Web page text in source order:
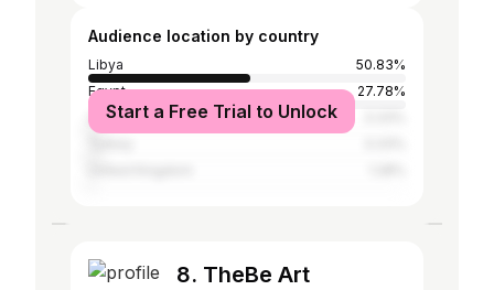
Audience location by country
Libya
50.83%
Egypt
27.78%
United States
Start a Free Trial to Unlock
8. TheBe Art